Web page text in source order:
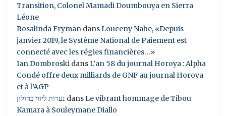
Transition, Colonel Mamadi Doumbouya en Sierra
Léone
Rosalinda Fryman dansLouceny Nabe, «Depuis
janvier 2019, le Système National de Paiement est
connecté avec les régies financières…»
Ian Dombroski dansL’an 58 du journal Horoya : Alpha
Condé offre deux milliards de GNF au journal Horoya
et à l’AGP
נערות ליווי בחולון dansLe vibrant hommage de Tibou
Kamara à Souleymane Diallo